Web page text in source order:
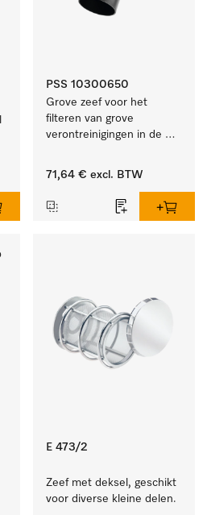
PSS 10300650
Grove zeef voor het
filteren van grove
verontreinigingen in de
71,64 € excl. BTW
E 473/2
Zeef met deksel, geschikt
voor diverse kleine delen.